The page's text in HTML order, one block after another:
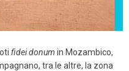
fidei donum in Mozambico,
tra le altre, la zona